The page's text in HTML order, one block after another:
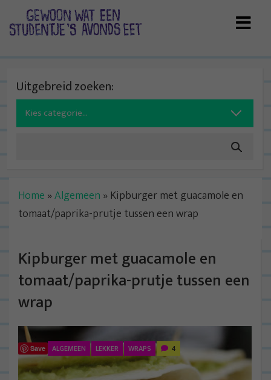
Uitgebreid zoeken:
Search
for:
Home »Algemeen » Kipburger met guacamole en
tomaat/paprika-prutje tussen een wrap
Kipburger met guacamole en
tomaat/paprika-prutje tussen een
wrap
Save ALGEMEEN LEKKER WRAPS 4